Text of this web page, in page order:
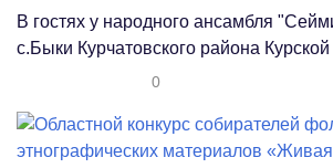
В гостях у народного ансамбля
с.Быки Курчатовского района Курской
0